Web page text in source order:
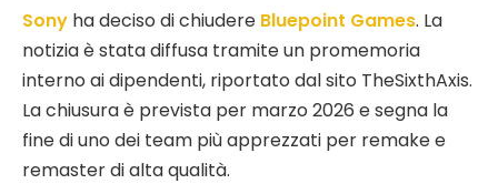
Sony ha deciso di chiudere Bluepoint Games. La
notizia è stata diffusa tramite un promemoria
interno ai dipendenti, riportato dal sito TheSixthAxis.
La chiusura è prevista per marzo 2026 e segna la
fine di uno dei team più apprezzati per remake e
remaster di alta qualità.